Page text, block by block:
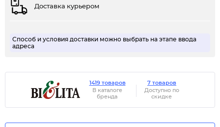
Доставка курьером
Способ и условия доставки можно выбрать на этапе ввода
адреса
1419 товаров
В каталоге
бренда
7 товаров
Доступно по
скидке